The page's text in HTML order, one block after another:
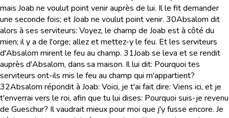
mais Joab ne voulut point venir auprès de lui. Il le fit demander
une seconde fois; et Joab ne voulut point venir. 30Absalom dit
alors à ses serviteurs: Voyez, le champ de Joab est à côté du
mien; il y a de l'orge; allez et mettez-y le feu. Et les serviteurs
d'Absalom mirent le feu au champ. 31Joab se leva et se rendit
auprès d'Absalom, dans sa maison. Il lui dit: Pourquoi tes
serviteurs ont-ils mis le feu au champ qui m'appartient?
32Absalom répondit à Joab: Voici, je t'ai fait dire: Viens ici, et je
t'enverrai vers le roi, afin que tu lui dises: Pourquoi suis-je revenu
de Gueschur? Il vaudrait mieux pour moi que j'y fusse encore. Je